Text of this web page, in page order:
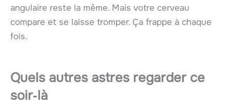
angulaire reste la même. Mais votre cerveau
compare et se laisse tromper. Ça frappe à chaque
fois.
Quels autres astres regarder ce
soir‑là